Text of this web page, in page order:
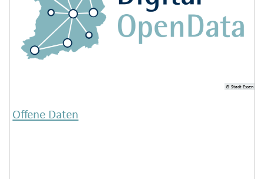
© Stadt Essen
Offene Daten